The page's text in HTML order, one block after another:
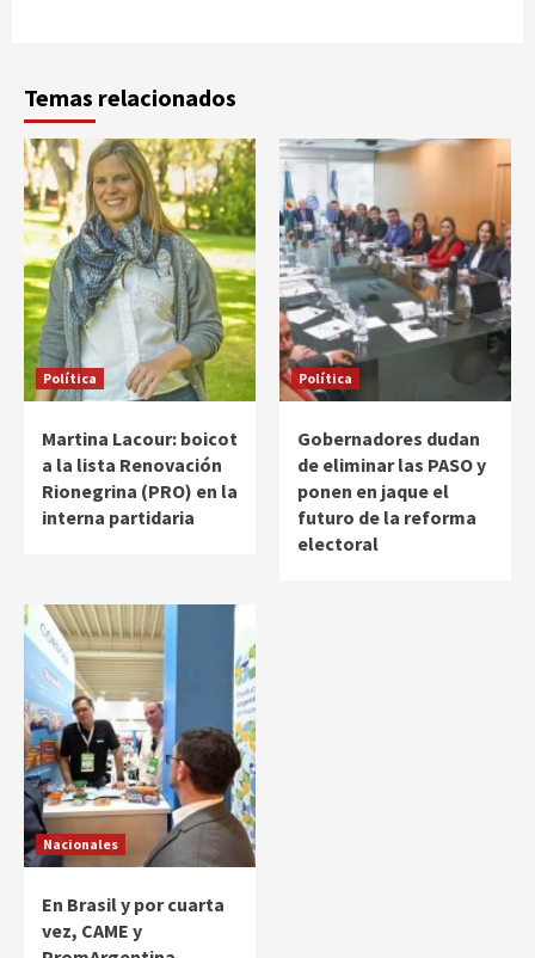
Temas relacionados
Política
Martina Lacour: boicot
a la lista Renovación
Rionegrina (PRO) en la
interna partidaria
Política
Gobernadores dudan
de eliminar las PASO y
ponen en jaque el
futuro de la reforma
electoral
Nacionales
En Brasil y por cuarta
vez, CAME y